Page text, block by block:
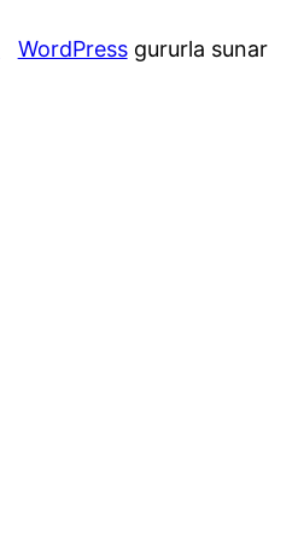
WordPressgururla sunar